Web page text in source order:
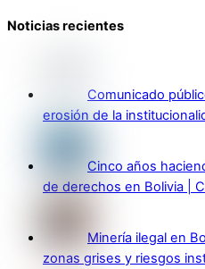
Noticias recientes
Comunicado
erosión de la
Cinco años
de derechos en Bolivia |
Minería ilegal en
zonas grises y riesgos